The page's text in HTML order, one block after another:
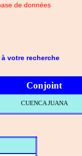
de données
votre recherche
Conjoint
CUENCA JUANA